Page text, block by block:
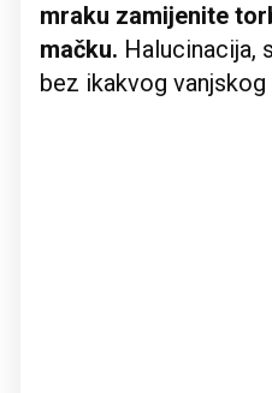
mraku zamijenite
mačku. Halucinacija,
bez ikakvog vanjskog